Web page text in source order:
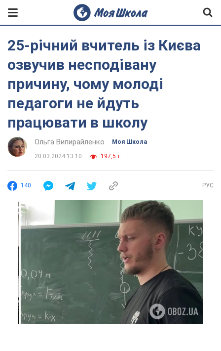
25-річний вчитель із Києва
озвучив несподівану
причину, чому молоді
педагоги не йдуть
працювати в школу
Ольга Випирайленко Моя Школа
20.03.2024 13:10 197,5 т.
140 РУС